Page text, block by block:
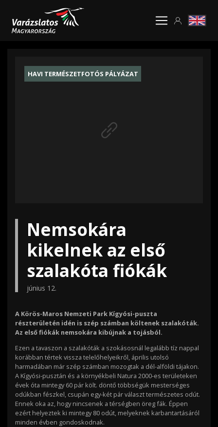
HAVI TERMÉSZETFOTÓS PÁLYÁZAT
Nemsokára
kikelnek az első
szalakóta fiókák
június 12.
A Körös-Maros Nemzeti Park Kígyósi-puszta
részterületén idén is szép számban költenek szalakóták.
Az első fiókák nemsokára kibújnak a tojásból.
Ezen a tavaszon a szalakóták a szokásosnál legalább tíz nappal
korábban tértek vissza telelőhelyeikről, április utolsó
harmadában már szép számban mozogtak a dél-alföldi tájakon.
A Kígyósi-pusztán és a környékbeli Natura 2000-es területeken
évek óta mintegy 60 pár költ. döntő többségük mesterséges
odúkban fészkel, csupán egy-két pár választ természetes odút.
Ennek oka az, hogy nincsenek a térségben öreg fák. Éppen
ezért helyeztek ki mintegy 80 odút, melyeknek karbantartásáról
minden évben gondoskodnak.